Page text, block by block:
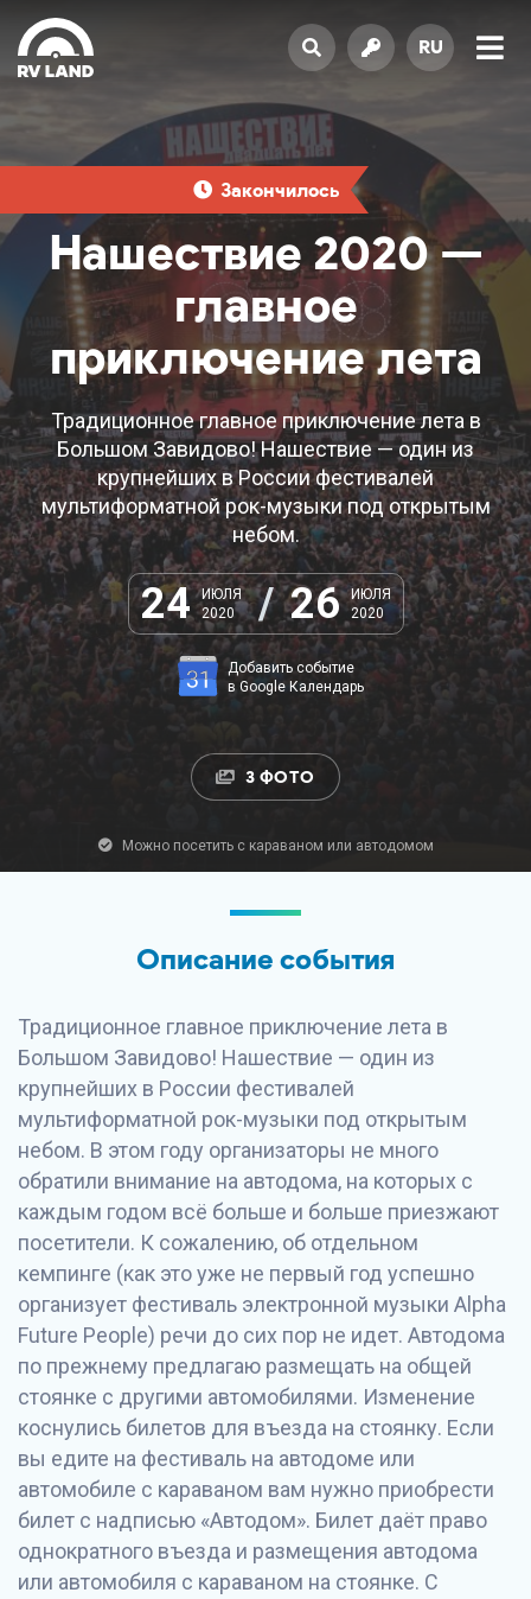
RU
Закончилось
Нашествие 2020 —
главное
приключение лета
Традиционное главное приключение лета в
Большом Завидово! Нашествие — один из
крупнейших в России фестивалей
мультиформатной рок-музыки под открытым
небом.
24
ИЮЛЯ
2020
/ 26
ИЮЛЯ
2020
Добавить событие
в Google Календарь
3 ФОТО
Можно посетить с караваном или автодомом
Описание события
Традиционное главное приключение лета в
Большом Завидово! Нашествие — один из
крупнейших в России фестивалей
мультиформатной рок-музыки под открытым
небом. В этом году организаторы не много
обратили внимание на автодома, на которых с
каждым годом всё больше и больше приезжают
посетители. К сожалению, об отдельном
кемпинге (как это уже не первый год успешно
организует фестиваль электронной музыки Alpha
Future People) речи до сих пор не идет. Автодома
по прежнему предлагаю размещать на общей
стоянке с другими автомобилями. Изменение
коснулись билетов для въезда на стоянку. Если
вы едите на фестиваль на автодоме или
автомобиле с караваном вам нужно приобрести
билет с надписью «Автодом». Билет даёт право
однократного въезда и размещения автодома
или автомобиля с караваном на стоянке. С